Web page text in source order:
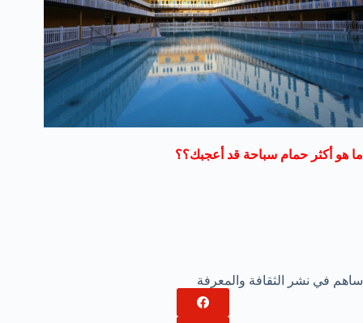
ما هو أكثر حمام سباحة قد أعجبك؟؟
ساهم في نشر الثقافة والمعرفة